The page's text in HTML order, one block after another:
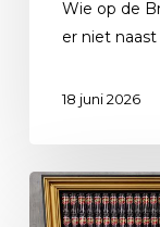
Wie op de
er niet
18 juni 2026